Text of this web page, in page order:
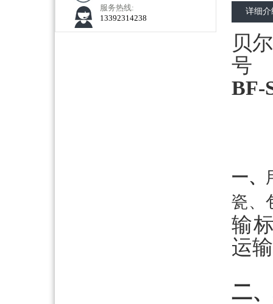
服务热线:
13392314238
详细介
贝
号
BF-
一、
瓷、
输
运
二、